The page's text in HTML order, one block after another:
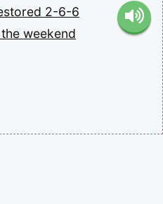
2-6-6
the weekend